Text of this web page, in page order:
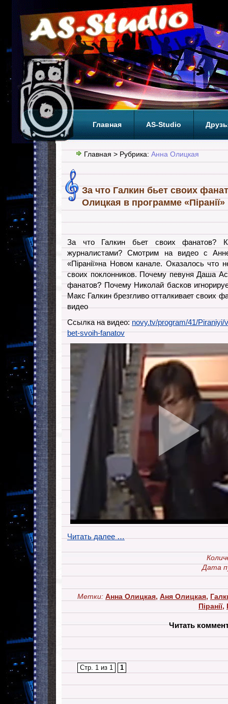
Главная AS-Studio
Теги ТОП
Главная > Рубрика: Анна Олицкая
За что Галкин бьет своих
Олицкая в программе
За что Галкин бьет своих фанатов?
журналистами? Смотрим на видео с
«Піранії»на Новом канале. Оказалось что
своих поклонников. Почему певуня Даша
фанатов? Почему Николай басков
Макс Галкин брезгливо отталкивает своих
видео
Ссылка на видео: novy.tv/program/41/
bet-svoih-fanatov
Читать далее …
Дата
Метки: Анна Олицкая, Аня Олицкая,
Піранії,
Читать
Стр. 1 из 1 1